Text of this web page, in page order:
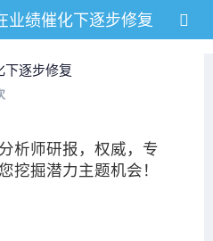
业绩催化下逐步修复
下逐步修复
师研报，权威，专
挖掘潜力主题机会！